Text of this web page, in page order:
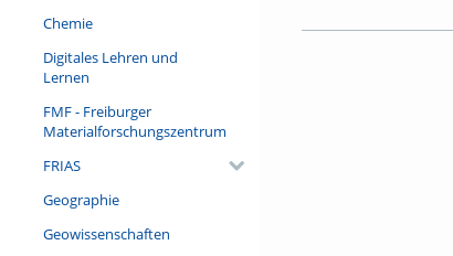
Chemie
Digitales Lehren und
Lernen
FMF - Freiburger
Materialforschungszentrum
FRIAS
Geographie
Geowissenschaften
Post aus dem
Bankier und ein